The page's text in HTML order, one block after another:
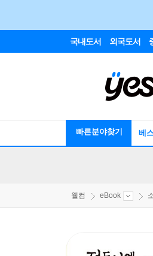
국내도서 외국도서
빠른분야찾기 베
웰컴 eBook